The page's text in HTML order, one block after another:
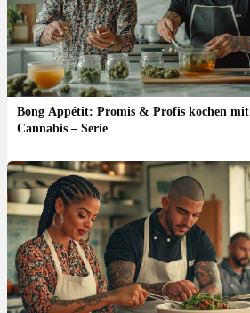
Bong Appétit: Promis & Profis kochen mit
Cannabis – Serie